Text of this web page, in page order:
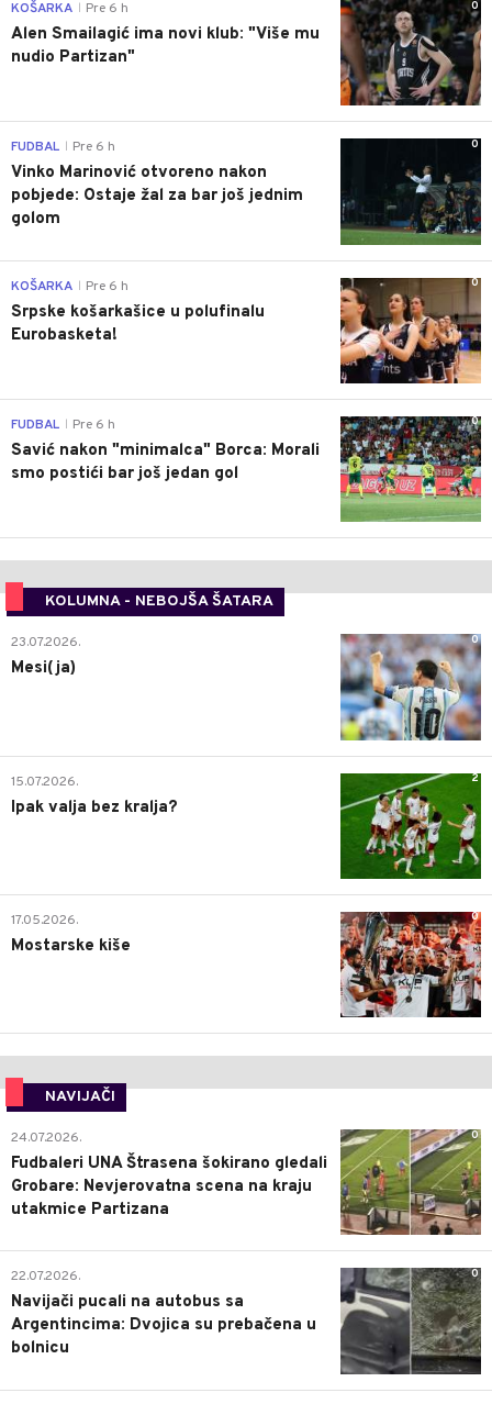
0
KOŠARKA Pre 6 h
Alen Smailagić ima novi klub: "Više mu
nudio Partizan"
0
FUDBAL Pre 6 h
Vinko Marinović otvoreno nakon
pobjede: Ostaje žal za bar još jednim
golom
0
KOŠARKA Pre 6 h
Srpske košarkašice u polufinalu
Eurobasketa!
0
FUDBAL Pre 6 h
Savić nakon "minimalca" Borca: Morali
smo postići bar još jedan gol
KOLUMNA - NEBOJŠA ŠATARA
0
23.07.2026.
Mesi(ja)
2
15.07.2026.
Ipak valja bez kralja?
0
17.05.2026.
Mostarske kiše
NAVIJAČI
0
24.07.2026.
Fudbaleri UNA Štrasena šokirano gledali
Grobare: Nevjerovatna scena na kraju
utakmice Partizana
0
22.07.2026.
Navijači pucali na autobus sa
Argentincima: Dvojica su prebačena u
bolnicu